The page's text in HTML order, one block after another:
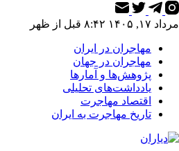
مرداد ۱۷, ۱۴۰۵ ۸:۴۲ قبل از ظهر
مهاجران در ایران
مهاجران در جهان
پژوهش‌ها و آمارها
یادداشت‌های تحلیلی
اقتصاد مهاجرت
تاریخ مهاجرت به ایران